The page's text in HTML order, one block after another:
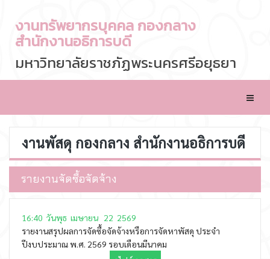
งานทรัพยากรบุคคล กองกลาง
สำนักงานอธิการบดี
มหาวิทยาลัยราชภัฏพระนครศรีอยุธยา
งานพัสดุ กองกลาง สำนักงานอธิการบดี
รายงานจัดซื้อจัดจ้าง
16:40 วันพุธ เมษายน 22 2569
รายงานสรุปผลการจัดซื้อจัดจ้างหรือการจัดหาพัสดุ ประจำ
ปีงบประมาณ พ.ศ. 2569 รอบเดือนมีนาคม